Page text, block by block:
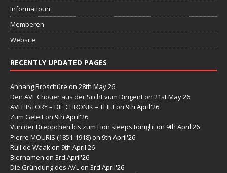
Informatioun
Memberen
Website
RECENTLY UPDATED PAGES
Anhang Broschüre on 28th May'26
Den AVL Chouer aus der Siicht vum Dirigent on 21st May'26
AVLHISTORY – DIE CHRONIK – TEIL I on 9th April'26
Zum Geleit on 9th April'26
Vun der Drëppchen bis zum Lion sleeps tonight on 9th April'26
Pierre MOURIS (1851-1918) on 9th April'26
Rull de Waak on 9th April'26
Biernamen on 3rd April'26
Die Gründung des AVL on 3rd April'26